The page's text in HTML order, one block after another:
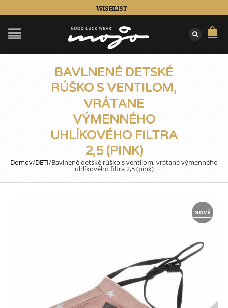
WISHLIST
BAVLNENÉ DETSKÉ
RÚŠKO S VENTILOM,
VRÁTANE
VÝMENNÉHO
UHLÍKOVÉHO FILTRA
2,5 (PINK)
Domov/DETI/Bavlnené detské rúško s ventilom, vrátane výmenného
uhlíkového filtra 2,5 (pink)
NOVÉ